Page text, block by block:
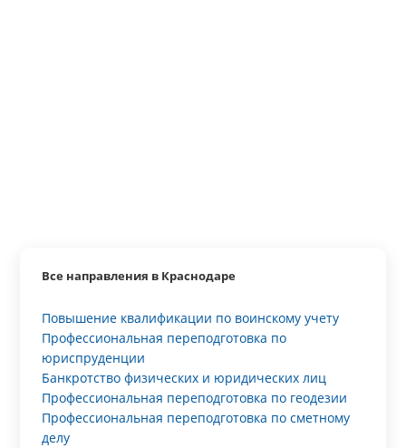
Все направления в Краснодаре
Повышение квалификации по воинскому учету
Профессиональная переподготовка по
юриспруденции
Банкротство физических и юридических лиц
Профессиональная переподготовка по геодезии
Профессиональная переподготовка по сметному
делу